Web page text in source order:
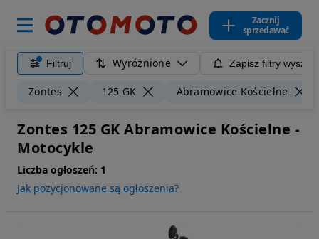
Zacznij
sprzedawać
Filtruj Wyróżnione Zapisz filtry
Zontes 125 GK Abramowice Kościelne
Zontes 125 GK Abramowice Kościelne -
Motocykle
Liczba ogłoszeń: 1
Jak pozycjonowane są ogłoszenia?